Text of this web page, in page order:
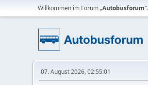
Willkommen im Forum „Autobusforum“.
07. August 2026, 02:55:01